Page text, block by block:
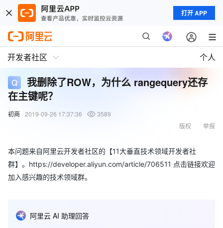
打开 APP
开发者社区 个人
我删除了ROW，为什么 rangequery还存
在主键呢？
初商 2019-09-26 17:37:36
3589
举报
版权
本问题来自阿里云开发者社区的【11大垂直技术领域开发者社
群】。https://developer.aliyun.com/article/706511 点击链接欢迎
加入感兴趣的技术领域群。
阿里云 AI 助理回答